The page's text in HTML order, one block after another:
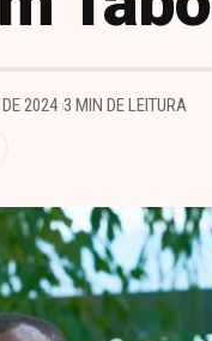
2024 3 MIN DE LEITURA